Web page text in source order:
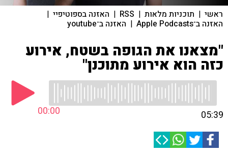
ראשי | תוכניות מלאות |
RSS
| האזנה בספוטיפיי |
האזנה ב־Apple Podcasts | האזנה ב־youtube
"מצאנו את הגופה בשטח, אירוע
כזה הוא אירוע מתוכנן"
00:00 05:39